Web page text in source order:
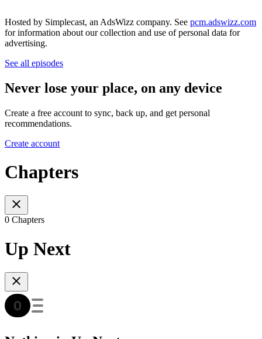
Hosted by Simplecast, an AdsWizz company. See pcm.adswizz.com
for information about our collection and use of personal data for
advertising.
See all episodes
Never lose your place, on any device
Create a free account to sync, back up, and get personal
recommendations.
Create account
Chapters
0 Chapters
Up Next